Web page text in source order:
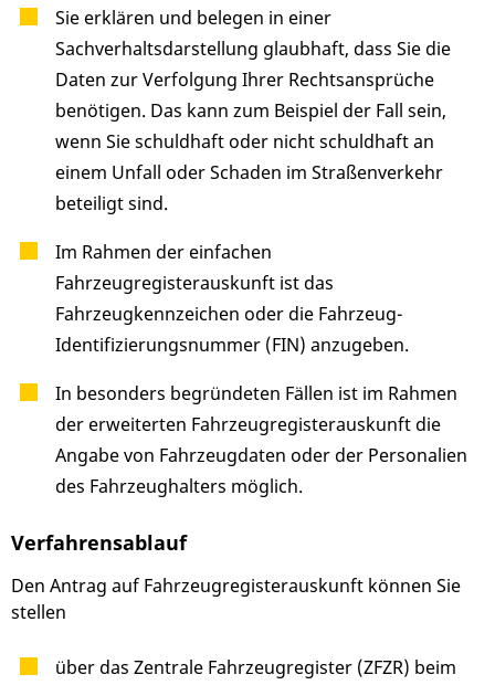
Sie erklären und belegen in einer
Sachverhaltsdarstellung glaubhaft, dass Sie die
Daten zur Verfolgung Ihrer Rechtsansprüche
benötigen. Das kann zum Beispiel der Fall sein,
wenn Sie schuldhaft oder nicht schuldhaft an
einem Unfall oder Schaden im Straßenverkehr
beteiligt sind.
Im Rahmen der einfachen
Fahrzeugregisterauskunft ist das
Fahrzeugkennzeichen oder die Fahrzeug-
Identifizierungsnummer (FIN) anzugeben.
In besonders begründeten Fällen ist im Rahmen
der erweiterten Fahrzeugregisterauskunft die
Angabe von Fahrzeugdaten oder der Personalien
des Fahrzeughalters möglich.
Verfahrensablauf
Den Antrag auf Fahrzeugregisterauskunft können Sie
stellen
über das Zentrale Fahrzeugregister (ZFZR) beim